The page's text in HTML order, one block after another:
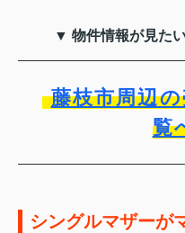
▼ 物件情報が見た
藤枝市周辺
覧
シングルマザーが